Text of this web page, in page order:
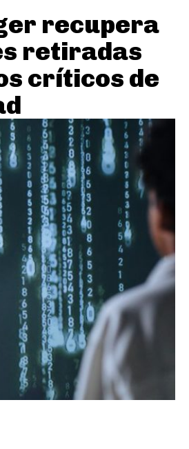
recupera
retiradas
críticos de